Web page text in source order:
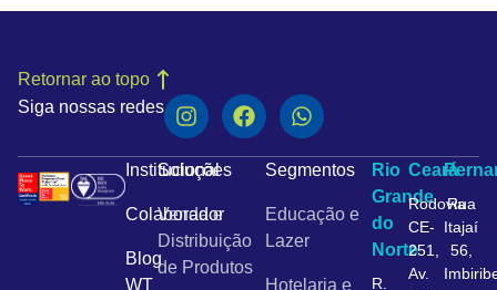
Siga nossas redes
Retornar ao topo
Institucional
Colaborador
Blog
WT
Soluções
Venda e
Distribuição
de Produtos
Segmentos
Educação e
Lazer
Hotelaria e
Rio
Grande
do
Norte
R.
Ceará
Rodovia
CE-
251,
Av.
Rua
Itajaí
56,